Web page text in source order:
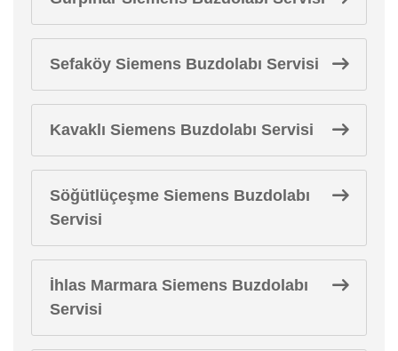
Sefaköy Siemens Buzdolabı Servisi
Kavaklı Siemens Buzdolabı Servisi
Söğütlüçeşme Siemens Buzdolabı
Servisi
İhlas Marmara Siemens Buzdolabı
Servisi